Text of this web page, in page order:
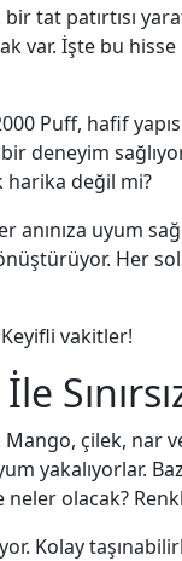
tat patırtısı
var. İşte bu
Puff, hafif
deneyim
harika değil mi?
uyum
Her
vakitler!
çilek, nar
yakalıyorlar.
neler olacak?
Kolay